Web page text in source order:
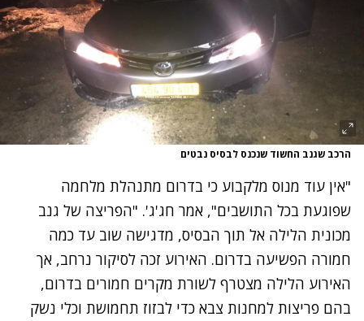
הרכב שגנב החשוד שנכנס לבסיס נבטים
"אין עוד מנוס מלקבוע כי בדרום מתנהלת מלחמה
שפוגעת בכל התושבים", אמר חג'ג'. "הפריצה של גנב
מכונית הלילה אל תוך הבסיס, מדגישה שוב עד כמה
חמורה הפשיעה בדרום. האירוע זכה לסיקור נרחב, אך
האירוע הלילה מצטרף לשורת מקרים חמורים בדרום,
בהם פריצות למחנות צבא כדי לבזוז תחמושת וכלי נשק